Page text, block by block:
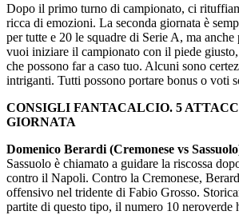
Dopo il primo turno di campionato, ci
ricca di emozioni. La seconda giornata è
per tutte e 20 le squadre di Serie A, ma
vuoi iniziare il campionato con il piede
che possono far a caso tuo. Alcuni sono
intriganti. Tutti possono portare bonus o voti
CONSIGLI FANTACALCIO. 5
GIORNATA
Domenico Berardi (Cremonese vs
Sassuolo è chiamato a guidare la riscossa
contro il Napoli. Contro la Cremonese,
offensivo nel tridente di Fabio Grosso.
partite di questo tipo, il numero 10 neroverde